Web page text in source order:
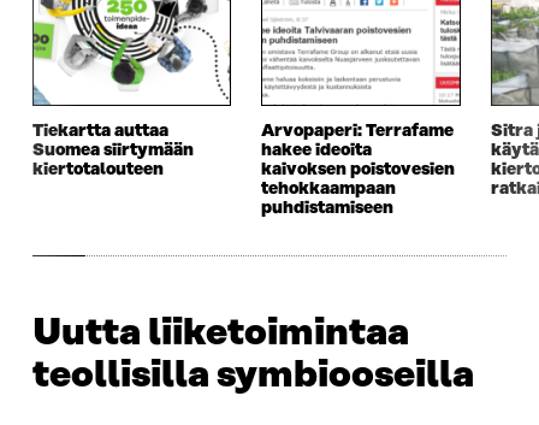
Tiekartta auttaa
Suomea siirtymään
kiertotalouteen
Arvopaperi: Terrafame
hakee ideoita
kaivoksen poistovesien
tehokkaampaan
puhdistamiseen
Sitra
Uutta liiketoimintaa
teollisilla symbiooseilla